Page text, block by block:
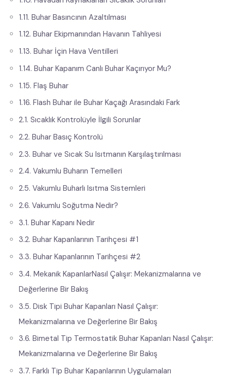
1.11. Buhar Basıncının Azaltılması
1.12. Buhar Ekipmanından Havanın Tahliyesi
1.13. Buhar İçin Hava Ventilleri
1.14. Buhar Kapanım Canlı Buhar Kaçırıyor Mu?
1.15. Flaş Buhar
1.16. Flash Buhar ile Buhar Kaçağı Arasındaki Fark
2.1. Sıcaklık Kontrolüyle İlgili Sorunlar
2.2. Buhar Basıç Kontrolü
2.3. Buhar ve Sıcak Su Isıtmanın Karşılaştırılması
2.4. Vakumlu Buharın Temelleri
2.5. Vakumlu Buharlı Isıtma Sistemleri
2.6. Vakumlu Soğutma Nedir?
3.1. Buhar Kapanı Nedir
3.2. Buhar Kapanlarının Tarihçesi #1
3.3. Buhar Kapanlarının Tarihçesi #2
3.4. Mekanik KapanlarNasıl Çalışır: Mekanizmalarına ve
Değerlerine Bir Bakış
3.5. Disk Tipi Buhar Kapanları Nasıl Çalışır:
Mekanizmalarına ve Değerlerine Bir Bakış
3.6. Bimetal Tip Termostatik Buhar Kapanları Nasıl Çalışır:
Mekanizmalarına ve Değerlerine Bir Bakış
3.7. Farklı Tip Buhar Kapanlarının Uygulamaları